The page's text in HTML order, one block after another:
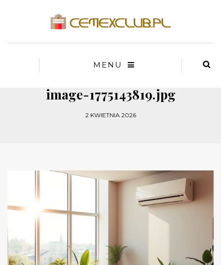
MENU
image-1775143819.jpg
2 KWIETNIA 2026